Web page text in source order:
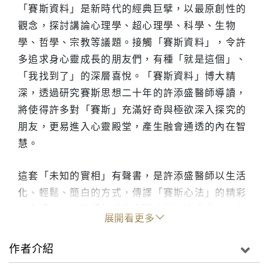
「賽斯資料」是新時代的經典巨擘，以最原創性的
觀念，探討講論心理學、超心理學、科學、生物
學、哲學、宗教等議題。接觸「賽斯資料」，令許
多追求身心靈成長的朋友們，有種「就是這個」、
「我找到了」的深層喜悅。「賽斯資料」博大精
深，透過研究賽斯思想二十年的許添盛醫師導讀，
將使得許多對「賽斯」充滿好奇與極欲深入探究的
朋友，更易進入心靈殿堂，產生融會通透的內在智
慧。
這套「未知的實相」有聲書，是許添盛醫師以生活
化、輕鬆、簡白的方式，傳譯「賽斯心法」的精彩
原音重現，是熱愛新時代賽斯資料、追求身心靈健
康、尋求身心安頓的朋友，不可錯過的精神饗宴。
後期集次陸續推出中，敬請期待！
展開看更多
作者介紹